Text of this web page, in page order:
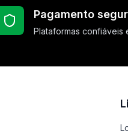
Pagamento
Plataformas confiáveis